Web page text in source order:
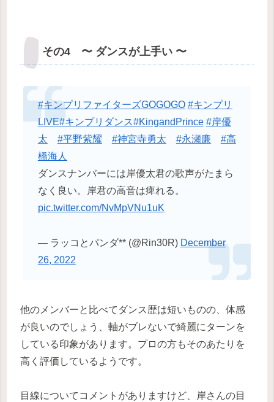
その4 〜 ダンスが上手い 〜
#キンプリファイターズGOGOGO #キンプリ
LIVE#キンプリダンス#KingandPrince #岸優
太
#平野紫耀 #神宮寺勇太 #永瀬廉
#高
橋海人
ダンスナンバーには岸優太君の歌声がたまら
なく良い。岸君の高音は痺れる。
pic.twitter.com/NvMpVNu1uK
— ラッコとパンダ** (@Rin30R) December
26, 2022
他のメンバーと比べてダンス歴は短いものの、体感
が良いのでしょう、軸がブレないで綺麗にターンを
している印象があります。プロの方もそのあたりを
高く評価しているようです。
目線についてコメントがありますけど、岸さんの目